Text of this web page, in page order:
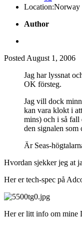
Location:Norway
Author
Posted August 1, 2006
Jag har lyssnat
OK försteg.
Jag vill dock
kan vara klokt i
mins) och i så
den signalen som
Är Seas-
Hvordan sjekker jeg at
Her er tech-spec på
Her er litt info om mine